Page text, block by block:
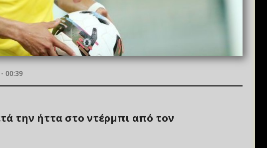
00:39
την ήττα στο ντέρμπι από τον